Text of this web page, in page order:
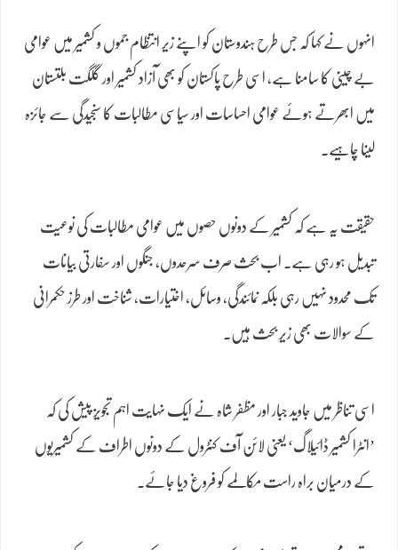
انہوں نے کہا کہ جس طرح ہندوستان کو اپنے زیر انتظام جموں و کشمیر میں عوامی
بے چینی کا سامنا ہے، اسی طرح پاکستان کو بھی آزاد کشمیر اور گلگت بلتستان
میں ابھرتے ہوئے عوامی احساسات اور سیاسی مطالبات کا سنجیدگی سے جائزہ
لینا چاہیے۔
حقیقت یہ ہے کہ کشمیر کے دونوں حصوں میں عوامی مطالبات کی نوعیت
تبدیل ہو رہی ہے۔ اب بحث صرف سرحدوں، جنگوں اور سفارتی بیانات
تک محدود نہیں رہی بلکہ نمائندگی، وسائل، اختیارات، شناخت اور طرز حکمرانی
کے سوالات بھی زیر بحث ہیں۔
اسی تناظر میں جاوید جبار اور مظفر شاہ نے ایک نہایت اہم تجویز پیش کی کہ
’انٹرا کشمیر ڈائیلاگ‘ یعنی لائن آف کنٹرول کے دونوں اطراف کے کشمیریوں
کے درمیان براہ راست مکالمے کو فروغ دیا جائے۔